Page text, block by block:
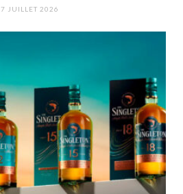
7 JUILLET 2026